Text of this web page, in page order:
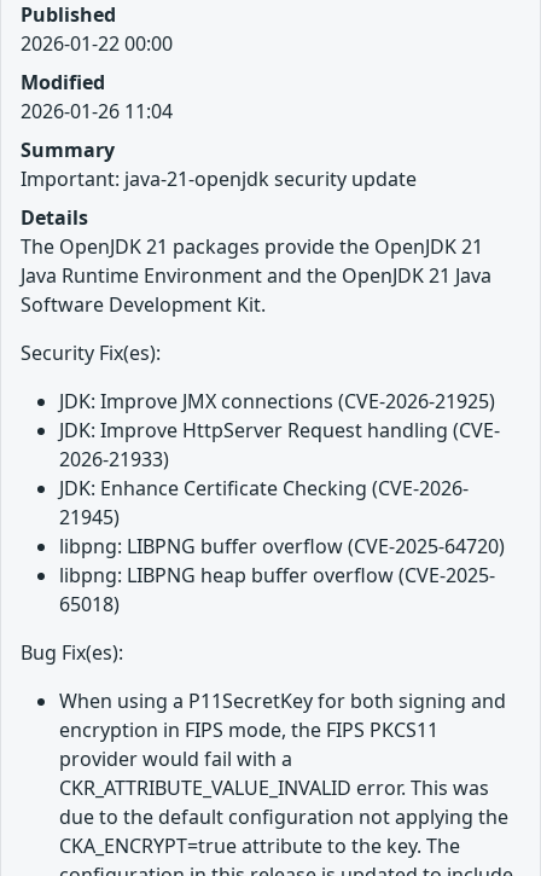
Published
2026-01-22 00:00
Modified
2026-01-26 11:04
Summary
Important: java-21-openjdk security update
Details
The OpenJDK 21 packages provide the OpenJDK 21
Java Runtime Environment and the OpenJDK 21 Java
Software Development Kit.
Security Fix(es):
JDK: Improve JMX connections (CVE-2026-21925)
JDK: Improve HttpServer Request handling (CVE-
2026-21933)
JDK: Enhance Certificate Checking (CVE-2026-
21945)
libpng: LIBPNG buffer overflow (CVE-2025-64720)
libpng: LIBPNG heap buffer overflow (CVE-2025-
65018)
Bug Fix(es):
When using a P11SecretKey for both signing and
encryption in FIPS mode, the FIPS PKCS11
provider would fail with a
CKR_ATTRIBUTE_VALUE_INVALID error. This was
due to the default configuration not applying the
CKA_ENCRYPT=true attribute to the key. The